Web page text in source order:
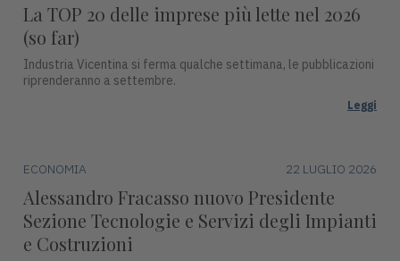
La TOP 20 delle imprese più lette nel 2026
(so far)
Industria Vicentina si ferma qualche settimana, le pubblicazioni
riprenderanno a settembre.
Leggi
ECONOMIA 22 LUGLIO 2026
Alessandro Fracasso nuovo Presidente
Sezione Tecnologie e Servizi degli Impianti
e Costruzioni